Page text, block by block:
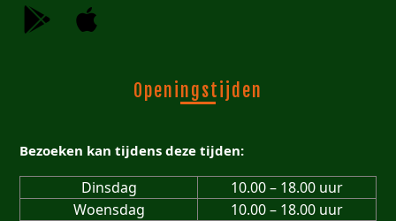
Openingstijden
Bezoeken kan tijdens deze tijden:
Dinsdag
10.00 – 18.00 uur
Woensdag
10.00 – 18.00 uur